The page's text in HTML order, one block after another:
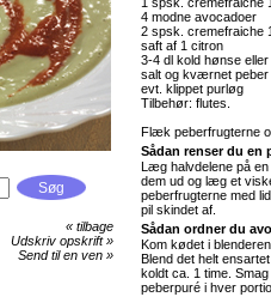
« tilbage
Udskriv opskrift»
Send til en ven »
4 modne avocadoer
2 spsk. cremefraiche
saft af 1 citron
3-4 dl kold hønse
salt og kværnet peber
evt. klippet purløg
Tilbehør: flutes.
Flæk peberfrugterne
Sådan renser du en
Læg halvdelene på
dem ud og læg et
peberfrugterne med
pil skindet af.
Sådan ordner du
Kom kødet i
Blend det helt
koldt ca. 1 time.
peberpuré i hver